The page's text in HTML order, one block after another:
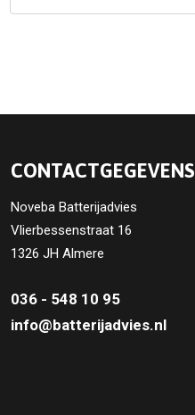
CONTACTGEGEVENS
Noveba Batterijadvies
Vlierbessenstraat 16
1326 JH Almere
036 - 548 10 95
info@batterijadvies.nl